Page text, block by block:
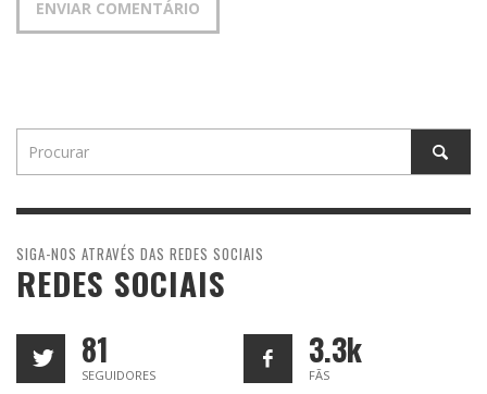
SIGA-NOS ATRAVÉS DAS REDES SOCIAIS
REDES SOCIAIS
81
SEGUIDORES
3.3k
FÃS